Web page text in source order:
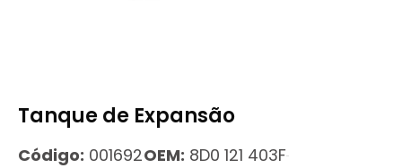
Tanque de Expansão
Código: 001692OEM: 8D0 121 403F